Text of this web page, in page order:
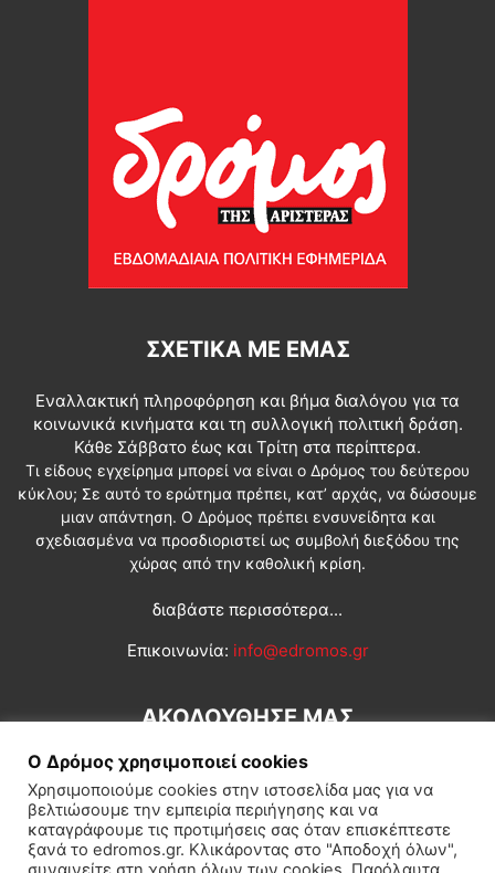
ΣΧΕΤΙΚΆ ΜΕ ΕΜΆΣ
Εναλλακτική πληροφόρηση και βήμα διαλόγου για τα
κοινωνικά κινήματα και τη συλλογική πολιτική δράση.
Κάθε Σάββατο έως και Τρίτη στα περίπτερα.
Τι είδους εγχείρημα μπορεί να είναι ο Δρόμος του δεύτερου
κύκλου; Σε αυτό το ερώτημα πρέπει, κατ’ αρχάς, να δώσουμε
μιαν απάντηση. Ο Δρόμος πρέπει ενσυνείδητα και
σχεδιασμένα να προσδιοριστεί ως συμβολή διεξόδου της
χώρας από την καθολική κρίση.
διαβάστε περισσότερα...
Επικοινωνία: info@edromos.gr
ΑΚΟΛΟΥΘΗΣΕ ΜΑΣ
Ο Δρόμος χρησιμοποιεί cookies
Χρησιμοποιούμε cookies στην ιστοσελίδα μας για να
βελτιώσουμε την εμπειρία περιήγησης και να
καταγράφουμε τις προτιμήσεις σας όταν επισκέπτεστε
ξανά το edromos.gr. Κλικάροντας στο "Αποδοχή όλων",